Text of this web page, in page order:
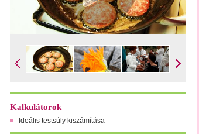
Kalkulátorok
Ideális testsúly kiszámítása